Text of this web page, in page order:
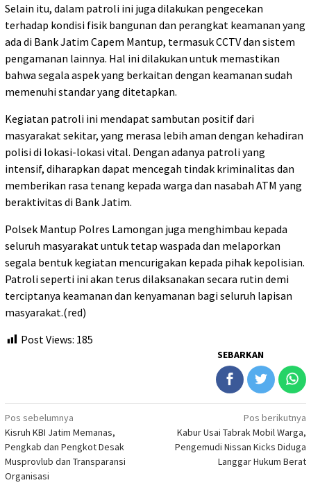
Selain itu, dalam patroli ini juga dilakukan pengecekan
terhadap kondisi fisik bangunan dan perangkat keamanan yang
ada di Bank Jatim Capem Mantup, termasuk CCTV dan sistem
pengamanan lainnya. Hal ini dilakukan untuk memastikan
bahwa segala aspek yang berkaitan dengan keamanan sudah
memenuhi standar yang ditetapkan.
Kegiatan patroli ini mendapat sambutan positif dari
masyarakat sekitar, yang merasa lebih aman dengan kehadiran
polisi di lokasi-lokasi vital. Dengan adanya patroli yang
intensif, diharapkan dapat mencegah tindak kriminalitas dan
memberikan rasa tenang kepada warga dan nasabah ATM yang
beraktivitas di Bank Jatim.
Polsek Mantup Polres Lamongan juga menghimbau kepada
seluruh masyarakat untuk tetap waspada dan melaporkan
segala bentuk kegiatan mencurigakan kepada pihak kepolisian.
Patroli seperti ini akan terus dilaksanakan secara rutin demi
terciptanya keamanan dan kenyamanan bagi seluruh lapisan
masyarakat.(red)
Post Views: 185
SEBARKAN
Navigasi
pos
Pos sebelumnya
Kisruh KBI Jatim Memanas,
Pengkab dan Pengkot Desak
Musprovlub dan Transparansi
Organisasi
Pos berikutnya
Kabur Usai Tabrak Mobil Warga,
Pengemudi Nissan Kicks Diduga
Langgar Hukum Berat